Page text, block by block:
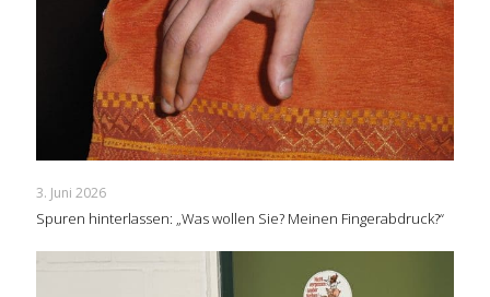
3. Juni 2026
Spuren hinterlassen: „Was wollen Sie? Meinen Fingerabdruck?“